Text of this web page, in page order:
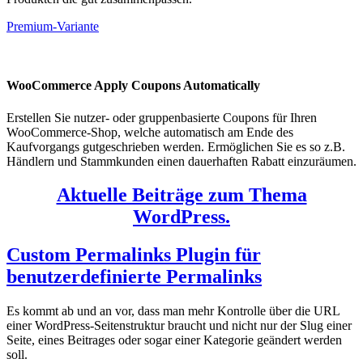
Premium-Variante
WooCommerce Apply Coupons Automatically
Erstellen Sie nutzer- oder gruppenbasierte Coupons für Ihren
WooCommerce-Shop, welche automatisch am Ende des
Kaufvorgangs gutgeschrieben werden. Ermöglichen Sie es so z.B.
Händlern und Stammkunden einen dauerhaften Rabatt einzuräumen.
Aktuelle Beiträge zum Thema
WordPress.
Custom Permalinks Plugin für
benutzerdefinierte Permalinks
Es kommt ab und an vor, dass man mehr Kontrolle über die URL
einer WordPress-Seitenstruktur braucht und nicht nur der Slug einer
Seite, eines Beitrages oder sogar einer Kategorie geändert werden
soll.